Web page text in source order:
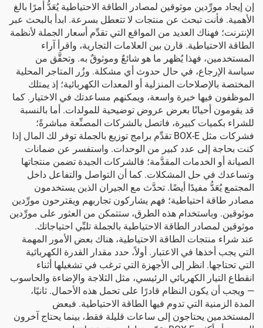
إن إيجاد مورِّدين موثوقين لمصادر الطاقة الاحتياطية يُعَدُّ أمرًا بالغ
الأهمية. فأنت تبحث عن منتجات لا تتعطل بسرعة. ابدأ بالبحث عبر
الإنترنت؛ فهناك العديد من المواقع التي تقدِّم أسعار الجملة لأنظمة
الطاقة الاحتياطية. قارن بين العلامات التجارية، واقرأ آراء
المستخدمين، فهذا يُظهر ما هو شائعٌ وموثوقٌ به. وتحقَّق من
سياسة الإرجاع، في حال حدوث أي مشكلة. وزُر المتاجر المحلية
المختصة بالإصلاحات المنزلية أو المعدات الكهربائية؛ إذ يمتلك
الموظفون فيها خبرة واسعة، ويمكنهم مساعدتك في الاختيار. كما
قد يقومون أحيانًا بعرض عروض توضيحية للمولدات. أما بالنسبة
للشراء بكميات كبيرة، فاتصل بالشركات المصنِّعة مباشرةً؛
فشركات مثل BOX-E تقدِّم برامج توزيع بالجملة توفر لك المال إذا
كنت بحاجة إلى عدد كبير من الوحدات. واستفسر عن ضمانات
الصيانة أو الخدمات المقدَّمة؛ فالشركات الجيدة تضمن منتجاتها
وتساعدك في حل المشكلات. كما أن التواصل والتفاعل داخل
المجتمع يُعَدُّ مفيدًا أيضًا. تحدَّث مع الجيران الذين يستخدمون
مصادر طاقة احتياطية؛ فهم يشاركون تجاربهم ويقترحون مورِّدين
موثوقين. وباستخدام هذه الطرق، ستتمكن من العثور على مورِّدين
موثوقين لمصادر الطاقة الاحتياطية بالجملة تلبِّي احتياجاتك.
عند شراء منتجات الطاقة الاحتياطية، هناك بعض الأمور المهمة
التي يجب أخذها في الاعتبار. أولاً، حدد مقدار القدرة الكهربائية
التي تحتاجها. انظر إلى الأجهزة التي ترغب في تشغيلها أثناء
انقطاع التيار الكهربائي الرئيسي، مثل الثلاجة والإضاءة والحاسوب
— ويجب أن يكون النظام قادرًا على تحمل هذه الأحمال. ثانيًا،
المدة الزمنية التي تدوم فيها الطاقة الاحتياطية. فبعض
المستخدمين يحتاجون إلى ساعات قليلة فقط، بينما يحتاج آخرون